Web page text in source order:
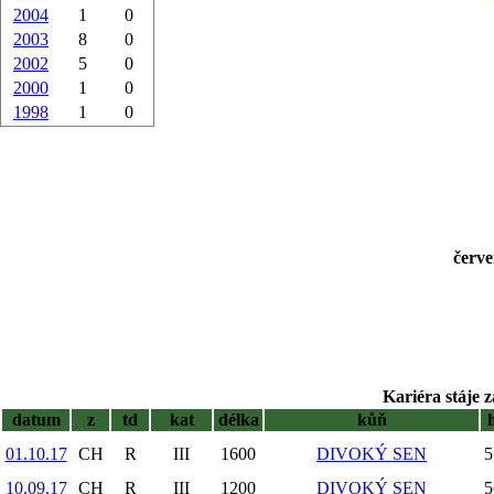
2004
1
0
2003
8
0
2002
5
0
2000
1
0
1998
1 0
Kariéra stáje
datum
z td kat délka kůň
01.10.17
CH R III 1600 DIVOKÝ SEN
10.09.17
CH R III 1200 DIVOKÝ SEN